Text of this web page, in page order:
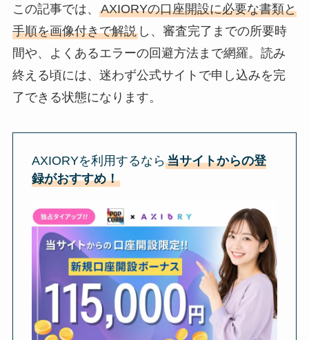
この記事では、 AXIORYの口座開設に必要な書類と
手順を画像付きで解説し、審査完了までの所要時
間や、よくあるエラーの回避方法まで網羅。読み
終える頃には、迷わず公式サイトで申し込みを完
了できる状態になります。
AXIORYを利用するなら当サイトからの登
録がおすすめ！